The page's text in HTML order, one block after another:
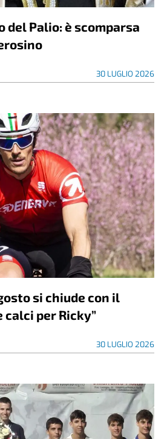
del Palio: è scomparsa
30 LUGLIO 2026
si chiude con il
calci per Ricky”
30 LUGLIO 2026